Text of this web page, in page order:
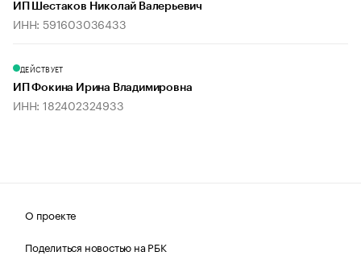
ИП Шестаков Николай Валерьевич
ИНН: 591603036433
ДЕЙСТВУЕТ
ИП Фокина Ирина Владимировна
ИНН: 182402324933
О проекте
Поделиться новостью на РБК